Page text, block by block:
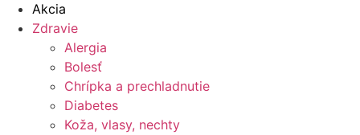
Akcia
Zdravie
Alergia
Bolesť
Chrípka a prechladnutie
Diabetes
Koža, vlasy, nechty